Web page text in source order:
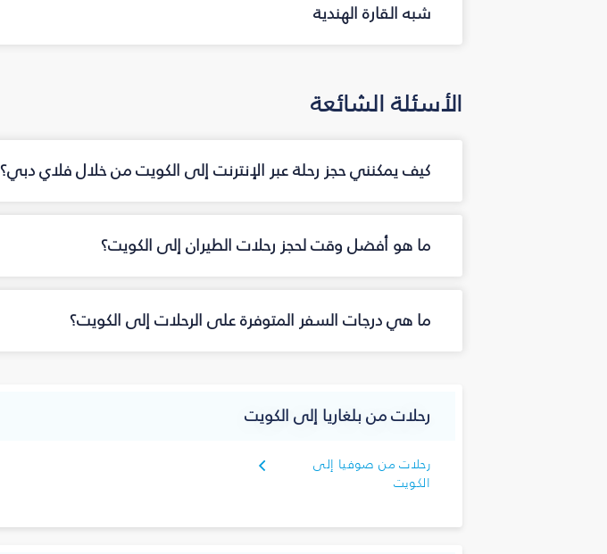
شبه القارة الهندية
الأسئلة الشائعة
كيف يمكنني حجز رحلة عبر الإنترنت إلى الكويت من خلال فلاي دبي؟
ما هو أفضل وقت لحجز رحلات الطيران إلى الكويت؟
ما هي درجات السفر المتوفرة على الرحلات إلى الكويت؟
رحلات من بلغاريا إلى الكويت
رحلات من صوفيا إلى
الكويت